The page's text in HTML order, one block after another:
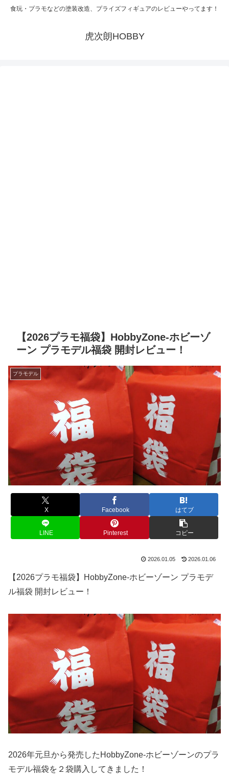
食玩・プラモなどの塗装改造、プライズフィギュアのレビューやってます！
虎次朗HOBBY
【2026プラモ福袋】HobbyZone-ホビーゾ
ーン プラモデル福袋 開封レビュー！
プラモデル
X Facebook はてブ
LINE Pinterest コピー
2026.01.05 2026.01.06
【2026プラモ福袋】HobbyZone-ホビーゾーン プラモデ
ル福袋 開封レビュー！
2026年元旦から発売したHobbyZone-ホビーゾーンのプラ
モデル福袋を２袋購入してきました！